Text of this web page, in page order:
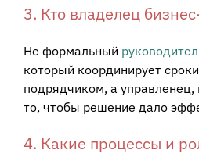
3. Кто владелец
Не формальный
который координирует
подрядчиком, а управленец,
то, чтобы решение дало
4. Какие процессы и